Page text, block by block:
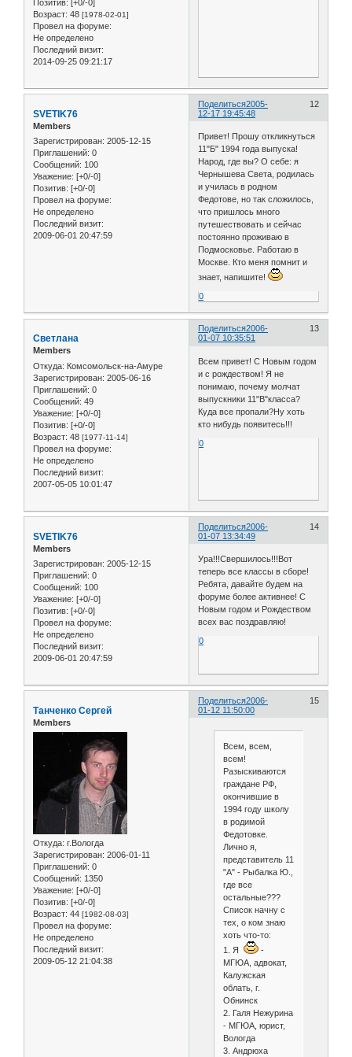
Позитив: [+0/-0]
Возраст: 48 [1978-02-01]
Провел на форуме:
Не определено
Последний визит:
2014-09-25 09:21:17
Поделиться 12
2005-
12-17 19:45:48
SVETIK76
Members
Зарегистрирован: 2005-12-15
Приглашений: 0
Сообщений: 100
Уважение: [+0/-0]
Позитив: [+0/-0]
Провел на форуме:
Не определено
Последний визит:
2009-06-01 20:47:59
Привет! Прошу откликнуться
11"Б" 1994 года выпуска!
Народ, где вы? О себе: я
Чернышева Света, родилась
и училась в родном
Федотове, но так сложилось,
что пришлось много
путешествовать и сейчас
постоянно проживаю в
Подмосковье. Работаю в
Москве. Кто меня помнит и
знает, напишите!
0
Поделиться 13
2006-
01-07 10:35:51
Светлана
Members
Откуда: Комсомольск-на-Амуре
Зарегистрирован: 2005-06-16
Приглашений: 0
Сообщений: 49
Уважение: [+0/-0]
Позитив: [+0/-0]
Возраст: 48 [1977-11-14]
Провел на форуме:
Не определено
Последний визит:
2007-05-05 10:01:47
Всем привет! С Новым годом
и с рождеством! Я не
понимаю, почему молчат
выпускники 11"В"класса?
Куда все пропали?Ну хоть
кто нибудь появитесь!!!
0
Поделиться 14
2006-
01-07 13:34:49
SVETIK76
Members
Зарегистрирован: 2005-12-15
Приглашений: 0
Сообщений: 100
Уважение: [+0/-0]
Позитив: [+0/-0]
Провел на форуме:
Не определено
Последний визит:
2009-06-01 20:47:59
Ура!!!Свершилось!!!Вот
теперь все классы в сборе!
Ребята, давайте будем на
форуме более активнее! С
Новым годом и Рождеством
всех вас поздравляю!
0
Поделиться 15
2006-
01-12 11:50:00
Танченко Сергей
Members
Откуда: г.Вологда
Зарегистрирован: 2006-01-11
Приглашений: 0
Сообщений: 1350
Уважение: [+0/-0]
Позитив: [+0/-0]
Возраст: 44 [1982-08-03]
Провел на форуме:
Не определено
Последний визит:
2009-05-12 21:04:38
Всем, всем,
всем!
Разыскиваются
граждане РФ,
окончившие в
1994 году школу
в родимой
Федотовке.
Лично я,
представитель 11
"А" - Рыбалка Ю.,
где все
остальные???
Список начну с
тех, о ком знаю
хоть что-то:
1. Я
-
МГЮА, адвокат,
Калужская
облать, г.
Обнинск
2. Галя Нежурина
- МГЮА, юрист,
Вологда
3. Андрюха